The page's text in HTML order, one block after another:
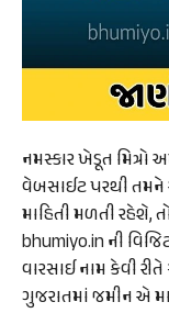
નમસ્કાર ખેડૂત
વેબસાઈટ પરથી તમને
માહિતી મળતી રહેશે,
bhumiyo.in ની
વારસાઈ નામ કેવી
ગુજરાતમાં જમીન એ